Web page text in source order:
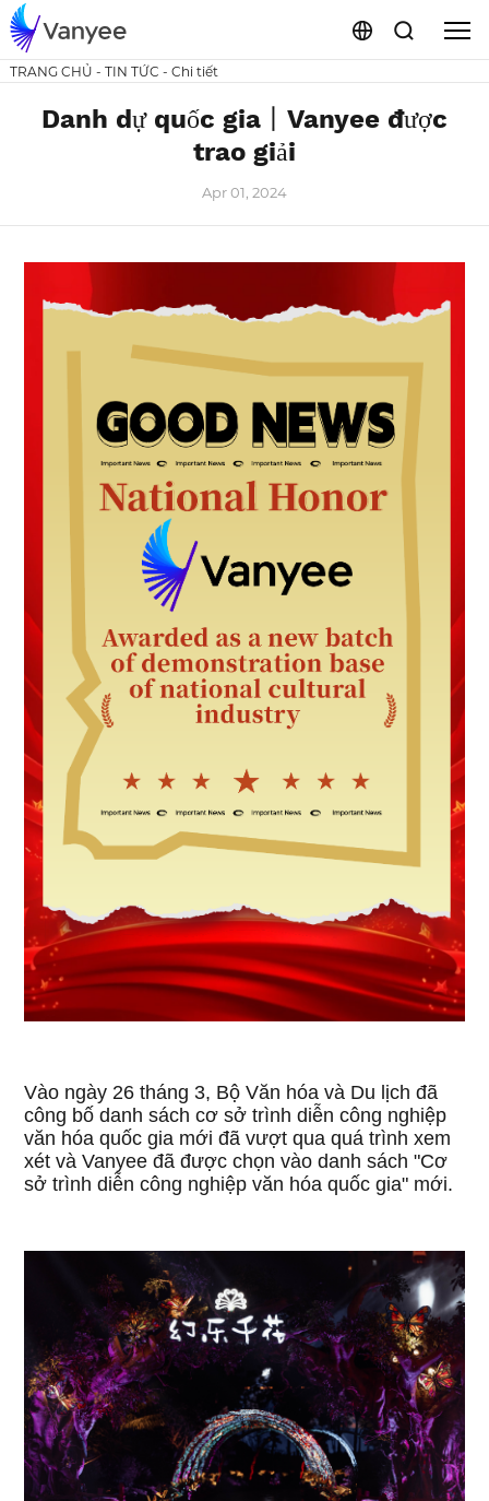
TRANG CHỦ - TIN TỨC - Chi tiết
Danh dự quốc gia丨Vanyee được
trao giải
Apr 01, 2024
Vào ngày 26 tháng 3, Bộ Văn hóa và Du lịch đã
công bố danh sách cơ sở trình diễn công nghiệp
văn hóa quốc gia mới đã vượt qua quá trình xem
xét và Vanyee đã được chọn vào danh sách "Cơ
sở trình diễn công nghiệp văn hóa quốc gia" mới.